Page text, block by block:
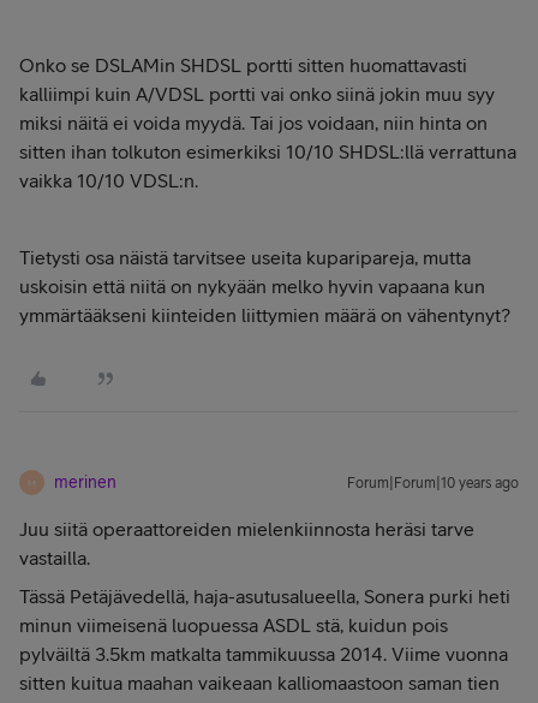
Onko se DSLAMin SHDSL portti sitten huomattavasti
kalliimpi kuin A/VDSL portti vai onko siinä jokin muu syy
miksi näitä ei voida myydä. Tai jos voidaan, niin hinta on
sitten ihan tolkuton esimerkiksi 10/10 SHDSL:llä verrattuna
vaikka 10/10 VDSL:n.
Tietysti osa näistä tarvitsee useita kuparipareja, mutta
uskoisin että niitä on nykyään melko hyvin vapaana kun
ymmärtääkseni kiinteiden liittymien määrä on vähentynyt?
M merinen Forum|Forum|10 years ago
Juu siitä operaattoreiden mielenkiinnosta heräsi tarve
vastailla.
Tässä Petäjävedellä, haja-asutusalueella, Sonera purki heti
minun viimeisenä luopuessa ASDL stä, kuidun pois
pylväiltä 3.5km matkalta tammikuussa 2014. Viime vuonna
sitten kuitua maahan vaikeaan kalliomaastoon saman tien